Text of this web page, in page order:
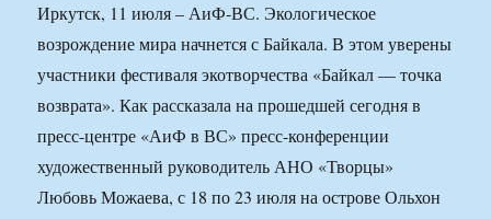
Иркутск, 11 июля – АиФ-ВС. Экологическое
возрождение мира начнется с Байкала. В этом уверены
участники фестиваля экотворчества «Байкал — точка
возврата». Как рассказала на прошедшей сегодня в
пресс-центре «АиФ в ВС» пресс-конференции
художественный руководитель АНО «Творцы»
Любовь Можаева, с 18 по 23 июля на острове Ольхон